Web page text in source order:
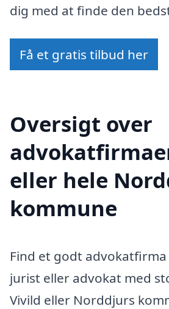
dig med at finde den
Få et gratis tilbud her
Oversigt over
eller hele
kommune
Find et godt
jurist eller advokat med
Vivild eller Norddjurs